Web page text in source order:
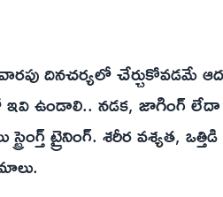
దినచర్యలో చేర్చుకోవడమే
ఇవి ఉండాలి.. నడక, జాగింగ్
ట్రైనింగ్. శరీర వశ్యత,